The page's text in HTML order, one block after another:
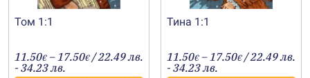
Том 1:1
11.50€ –17.50€Price
range:
/ 22.49 лв.
- 34.23 лв.
Тина 1:1
11.50€ –17.50€Price
range:
/ 22.49 лв.
- 34.23 лв.